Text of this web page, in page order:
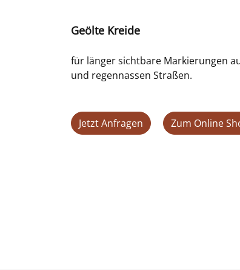
Geölte Kreide
für länger sichtbare Markierungen
und regennassen Straßen.
Jetzt Anfragen Zum Online